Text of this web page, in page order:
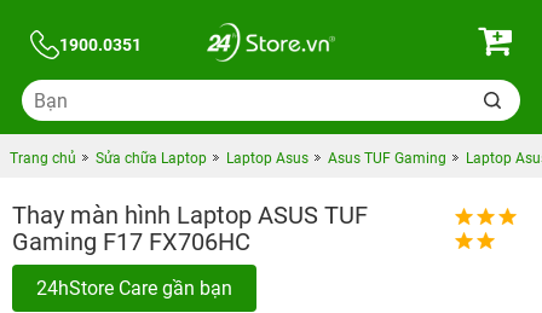
1900.0351
Trang chủ Sửa chữa Laptop Laptop Asus Asus TUF Gaming Laptop
Thay màn hình Laptop ASUS TUF
Gaming F17 FX706HC
24hStore Care gần bạn